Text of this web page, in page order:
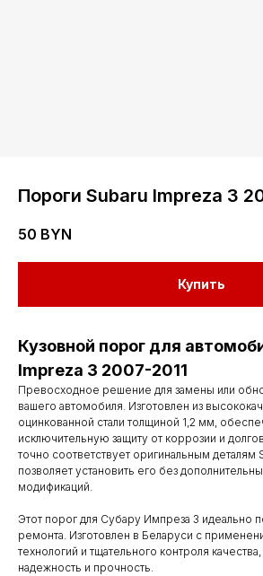
Пороги Subaru Impreza 3
50 BYN
Купить
Кузовной порог для
Impreza 3 2007-2011
Превосходное решение для замены или
вашего автомобиля. Изготовлен из
оцинкованной стали толщиной 1,2 мм,
исключительную защиту от коррозии и
точно соответствует оригинальным деталям
позволяет установить его без
модификаций.
Этот порог для Субару Импреза 3 идеально
ремонта. Изготовлен в Беларуси с
технологий и тщательного контроля
надежность и прочность.